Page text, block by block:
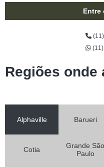
Entre
(11)
Regiões onde
Alphaville Barueri
Cotia
Grande São
Paulo